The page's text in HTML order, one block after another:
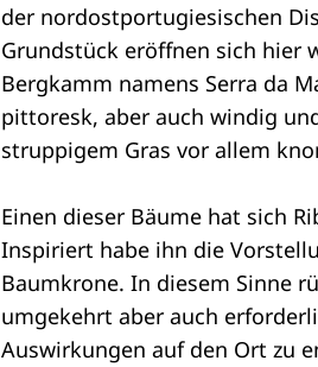
der nordostportugiesischen
Grundstück eröffnen sich hier
Bergkamm namens Serra da
pittoresk, aber auch windig
struppigem Gras vor allem
Einen dieser Bäume hat sich
Inspiriert habe ihn die
Baumkrone. In diesem Sinne
umgekehrt aber auch
Auswirkungen auf den Ort zu